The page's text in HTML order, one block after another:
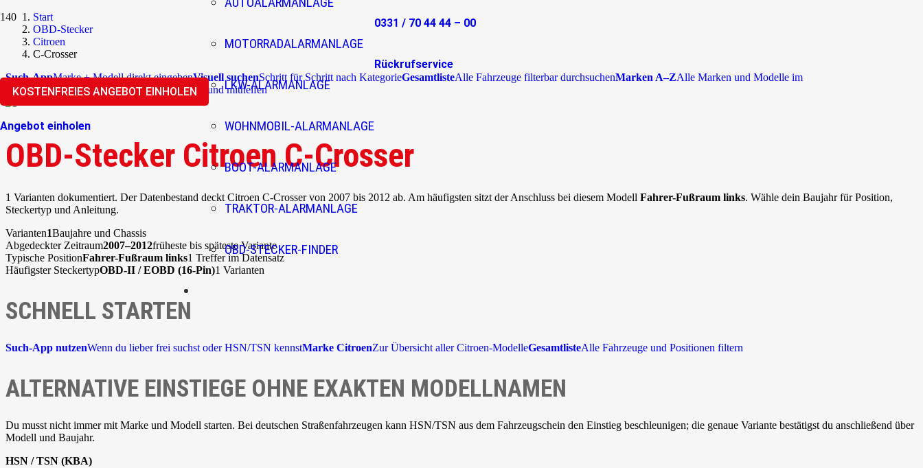
MOTORRADALARMANLAGE
LKW-ALARMANLAGE
WOHNMOBIL-ALARMANLAGE
BOOT-ALARMANLAGE
TRAKTOR-ALARMANLAGE
OBD-STECKER-FINDER
0331 / 70 44 44 – 00
Rückrufservice
KOSTENFREIES ANGEBOT EINHOLEN
Angebot einholen
Start
OBD-Stecker
Citroen
C-Crosser
Such-AppMarke + Modell direkt eingebenVisuell suchenSchritt für Schritt nach KategorieGesamtlisteAlle Fahrzeuge filterbar durchsuchenMarken A–ZAlle Marken und Modelle im
ÜberblickCommunityKorrekturen einreichen und mithelfen
OBD-Stecker Citroen C-Crosser
1 Varianten dokumentiert. Der Datenbestand deckt Citroen C-Crosser von 2007 bis 2012 ab. Am häufigsten sitzt der Anschluss bei diesem Modell Fahrer-Fußraum links. Wähle dein Baujahr für Position,
Steckertyp und Anleitung.
Varianten1Baujahre und Chassis
Abgedeckter Zeitraum2007–2012früheste bis späteste Variante
Typische PositionFahrer-Fußraum links1 Treffer im Datensatz
Häufigster SteckertypOBD-II / EOBD (16-Pin)1 Varianten
SCHNELL STARTEN
Such-App nutzenWenn du lieber frei suchst oder HSN/TSN kennstMarke CitroenZur Übersicht aller Citroen-ModelleGesamtlisteAlle Fahrzeuge und Positionen filtern
ALTERNATIVE EINSTIEGE OHNE EXAKTEN MODELLNAMEN
Du musst nicht immer mit Marke und Modell starten. Bei deutschen Straßenfahrzeugen kann HSN/TSN aus dem Fahrzeugschein den Einstieg beschleunigen; die genaue Variante bestätigst du anschließend über
Modell und Baujahr.
HSN / TSN (KBA)